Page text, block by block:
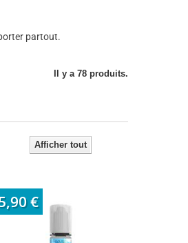
partout.
Il y a 78 produits.
Afficher tout
€